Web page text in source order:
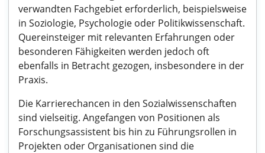
verwandten Fachgebiet erforderlich, beispielsweise
in Soziologie, Psychologie oder Politikwissenschaft.
Quereinsteiger mit relevanten Erfahrungen oder
besonderen Fähigkeiten werden jedoch oft
ebenfalls in Betracht gezogen, insbesondere in der
Praxis.
Die Karrierechancen in den Sozialwissenschaften
sind vielseitig. Angefangen von Positionen als
Forschungsassistent bis hin zu Führungsrollen in
Projekten oder Organisationen sind die